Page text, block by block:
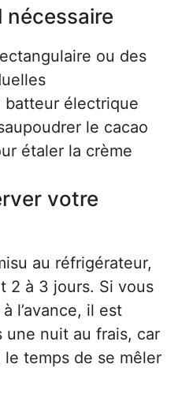
nécessaire
ou des
électrique
le cacao
étaler la crème
votre
au réfrigérateur,
2 à 3 jours. Si vous
l’avance, il est
une nuit au frais, car
temps de se mêler